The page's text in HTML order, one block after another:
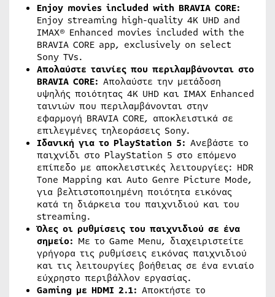
Enjoy movies included with BRAVIA CORE:
Enjoy streaming high-quality 4K UHD and
IMAX® Enhanced movies included with the
BRAVIA CORE app, exclusively on select
Sony TVs.
Απολαύστε ταινίες που περιλαμβάνονται στο
BRAVIA CORE: Απολαύστε την μετάδοση
υψηλής ποιότητας 4K UHD και IMAX Enhanced
ταινιών που περιλαμβάνονται στην
εφαρμογή BRAVIA CORE, αποκλειστικά σε
επιλεγμένες τηλεοράσεις Sony.
Ιδανική για το PlayStation 5: Ανεβάστε το
παιχνίδι στο PlayStation 5 στο επόμενο
επίπεδο με αποκλειστικές λειτουργίες: HDR
Tone Mapping και Auto Genre Picture Mode,
για βελτιστοποιημένη ποιότητα εικόνας
κατά τη διάρκεια του παιχνιδιού και του
streaming.
Όλες οι ρυθμίσεις του παιχνιδιού σε ένα
σημείο: Με το Game Menu, διαχειριστείτε
γρήγορα τις ρυθμίσεις εικόνας παιχνιδιού
και τις λειτουργίες βοήθειας σε ένα ενιαίο
εύχρηστο περιβάλλον εργασίας.
Gaming με HDMI 2.1: Αποκτήστε το